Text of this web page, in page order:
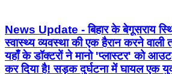
News Update - बिहार के बेगूसराय
स्वास्थ्य व्यवस्था की एक हैरान करने
यहाँ के डॉक्टरों ने मानो 'प्लास्टर' को
कर दिया है! सड़क दुर्घटना में घायल एक